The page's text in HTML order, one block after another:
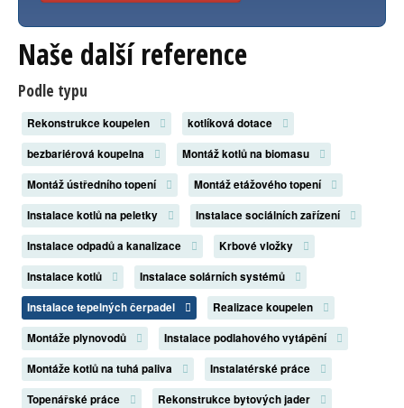
Naše další reference
Podle typu
Rekonstrukce koupelen
kotlíková dotace
bezbariérová koupelna
Montáž kotlů na biomasu
Montáž ústředního topení
Montáž etážového topení
Instalace kotlů na peletky
Instalace sociálních zařízení
Instalace odpadů a kanalizace
Krbové vložky
Instalace kotlů
Instalace solárních systémů
Instalace tepelných čerpadel
Realizace koupelen
Montáže plynovodů
Instalace podlahového vytápění
Montáže kotlů na tuhá paliva
Instalatérské práce
Topenářské práce
Rekonstrukce bytových jader